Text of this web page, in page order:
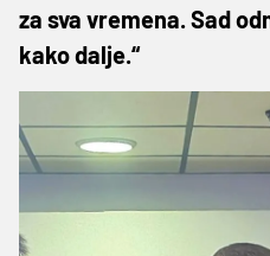
za sva vremena. Sad
kako dalje.“